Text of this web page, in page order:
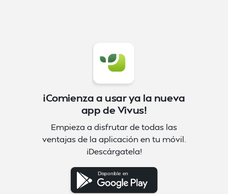
¡Comienza a usar ya la nueva
app de Vivus!
Empieza a disfrutar de todas las
ventajas de la aplicación en tu móvil.
¡Descárgatela!